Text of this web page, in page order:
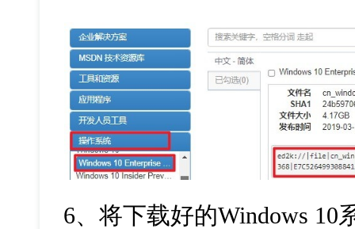
6、将下载好的Windows 10